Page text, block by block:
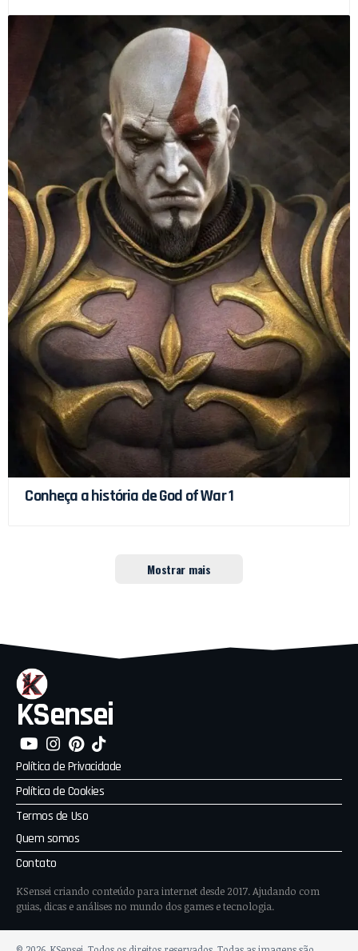
Conheça a história de God of War 1
Mostrar mais
KSensei
Política de Privacidade
Política de Cookies
Termos de Uso
Quem somos
Contato
KSensei criando conteúdo para internet desde 2017. Ajudando com
guias, dicas e análises no mundo dos games e tecnologia.